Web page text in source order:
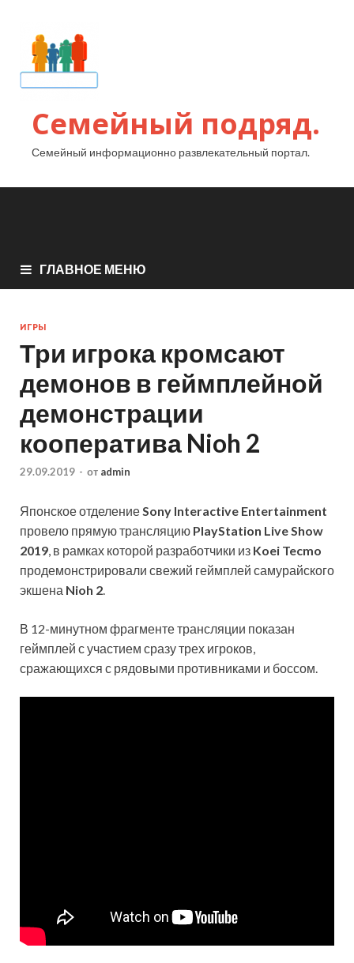
Семейный подряд.
Семейный информационно развлекательный портал.
ГЛАВНОЕ МЕНЮ
ИГРЫ
Три игрока кромсают
демонов в геймплейной
демонстрации
кооператива Nioh 2
29.09.2019 - от admin
Японское отделениеSony Interactive Entertainment
провело прямую трансляцию PlayStation Live Show
2019, в рамках которой разработчики из Koei Tecmo
продемонстрировали свежий геймплей самурайского
экшена Nioh 2.
В 12-минутном фрагменте трансляции показан
геймплей с участием сразу трех игроков,
сражающихся с рядовыми противниками и боссом.